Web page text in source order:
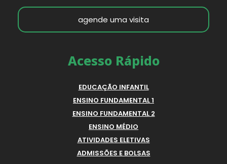
agende uma visita
Acesso Rápido
EDUCAÇÃO INFANTIL
ENSINO FUNDAMENTAL 1
ENSINO FUNDAMENTAL 2
ENSINO MÉDIO
ATIVIDADES ELETIVAS
ADMISSÕES E BOLSAS